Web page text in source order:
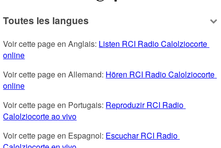
Toutes les langues
Voir cette page en Anglais: Listen RCI Radio Calolziocorte
online
Voir cette page en Allemand: Hören RCI Radio Calolziocorte
online
Voir cette page en Portugais: Reproduzir RCI Radio
Calolziocorte ao vivo
Voir cette page en Espagnol: Escuchar RCI Radio